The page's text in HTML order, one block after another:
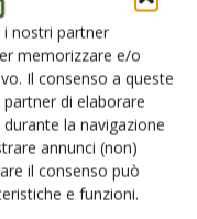
i nostri partner
memorizzare e/o
Il consenso a queste
di elaborare
la navigazione
annunci (non)
il consenso può
e funzioni.